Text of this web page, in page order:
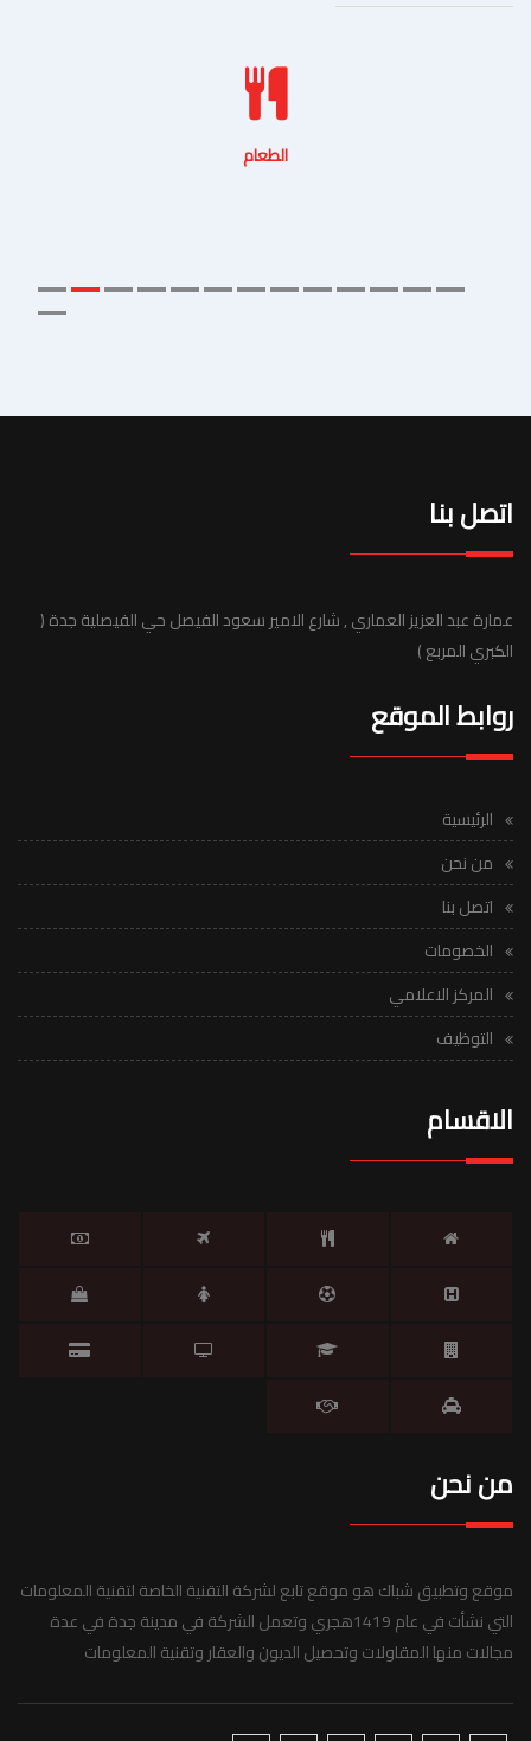
الطعام
اتصل بنا
عمارة عبد العزيز العماري , شارع الامير سعود الفيصل حي الفيصلية جدة (
الكبري المربع )
روابط الموقع
الرئيسية
من نحن
اتصل بنا
الخصومات
المركز الاعلامي
التوظيف
الاقسام
من نحن
موقع وتطبيق شباك هو موقع تابع لشركة التقنية الخاصة لتقنية المعلومات
التي نشأت في عام 1419هجري وتعمل الشركة في مدينة جدة في عدة
مجالات منها المقاولات وتحصيل الديون والعقار وتقنية المعلومات